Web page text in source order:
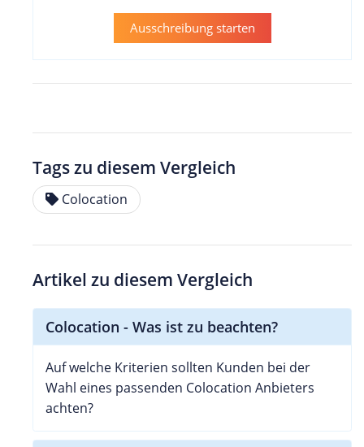
Ausschreibung starten
Tags zu diesem Vergleich
Colocation
Artikel zu diesem Vergleich
Colocation - Was ist zu beachten?
Auf welche Kriterien sollten Kunden bei der
Wahl eines passenden Colocation Anbieters
achten?